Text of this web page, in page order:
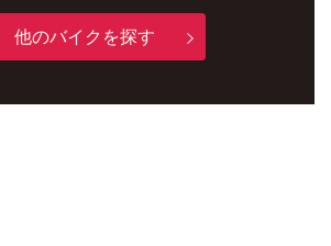
他のバイクを探す